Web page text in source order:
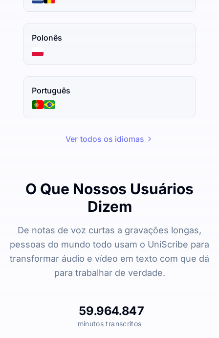
Polonês
Português
Ver todos os idiomas
O Que Nossos Usuários
Dizem
De notas de voz curtas a gravações longas,
pessoas do mundo todo usam o UniScribe para
transformar áudio e vídeo em texto com que dá
para trabalhar de verdade.
59.964.847
minutos transcritos